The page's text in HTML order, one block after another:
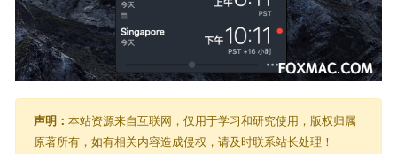
声明： 本站资源来自互联网，仅用于学习和研究使用，版权归属
原著所有，如有相关内容造成侵权，请及时联系站长处理！